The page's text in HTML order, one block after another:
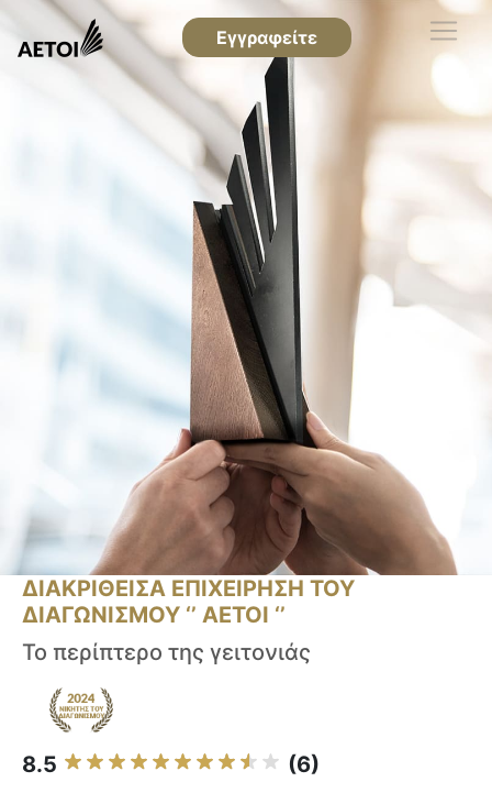
Εγγραφείτε
ΔΙΑΚΡΙΘΕΙΣΑ ΕΠΙΧΕΙΡΗΣΗ ΤΟΥ
ΔΙΑΓΩΝΙΣΜΟΥ ‘’ ΑΕΤΟΙ ‘’
Το περίπτερο της γειτονιάς
8.5 (6)